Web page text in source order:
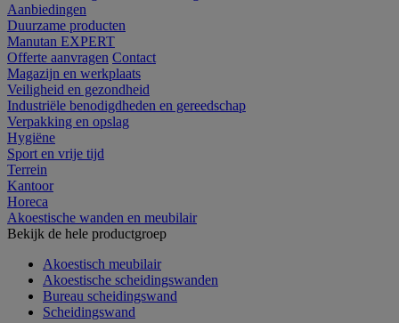
Aanbiedingen
Duurzame producten
Manutan EXPERT
Offerte aanvragen Contact
Magazijn en werkplaats
Veiligheid en gezondheid
Industriële benodigdheden en gereedschap
Verpakking en opslag
Hygiëne
Sport en vrije tijd
Terrein
Kantoor
Horeca
Akoestische wanden en meubilair
Bekijk de hele productgroep
Akoestisch meubilair
Akoestische scheidingswanden
Bureau scheidingswand
Scheidingswand